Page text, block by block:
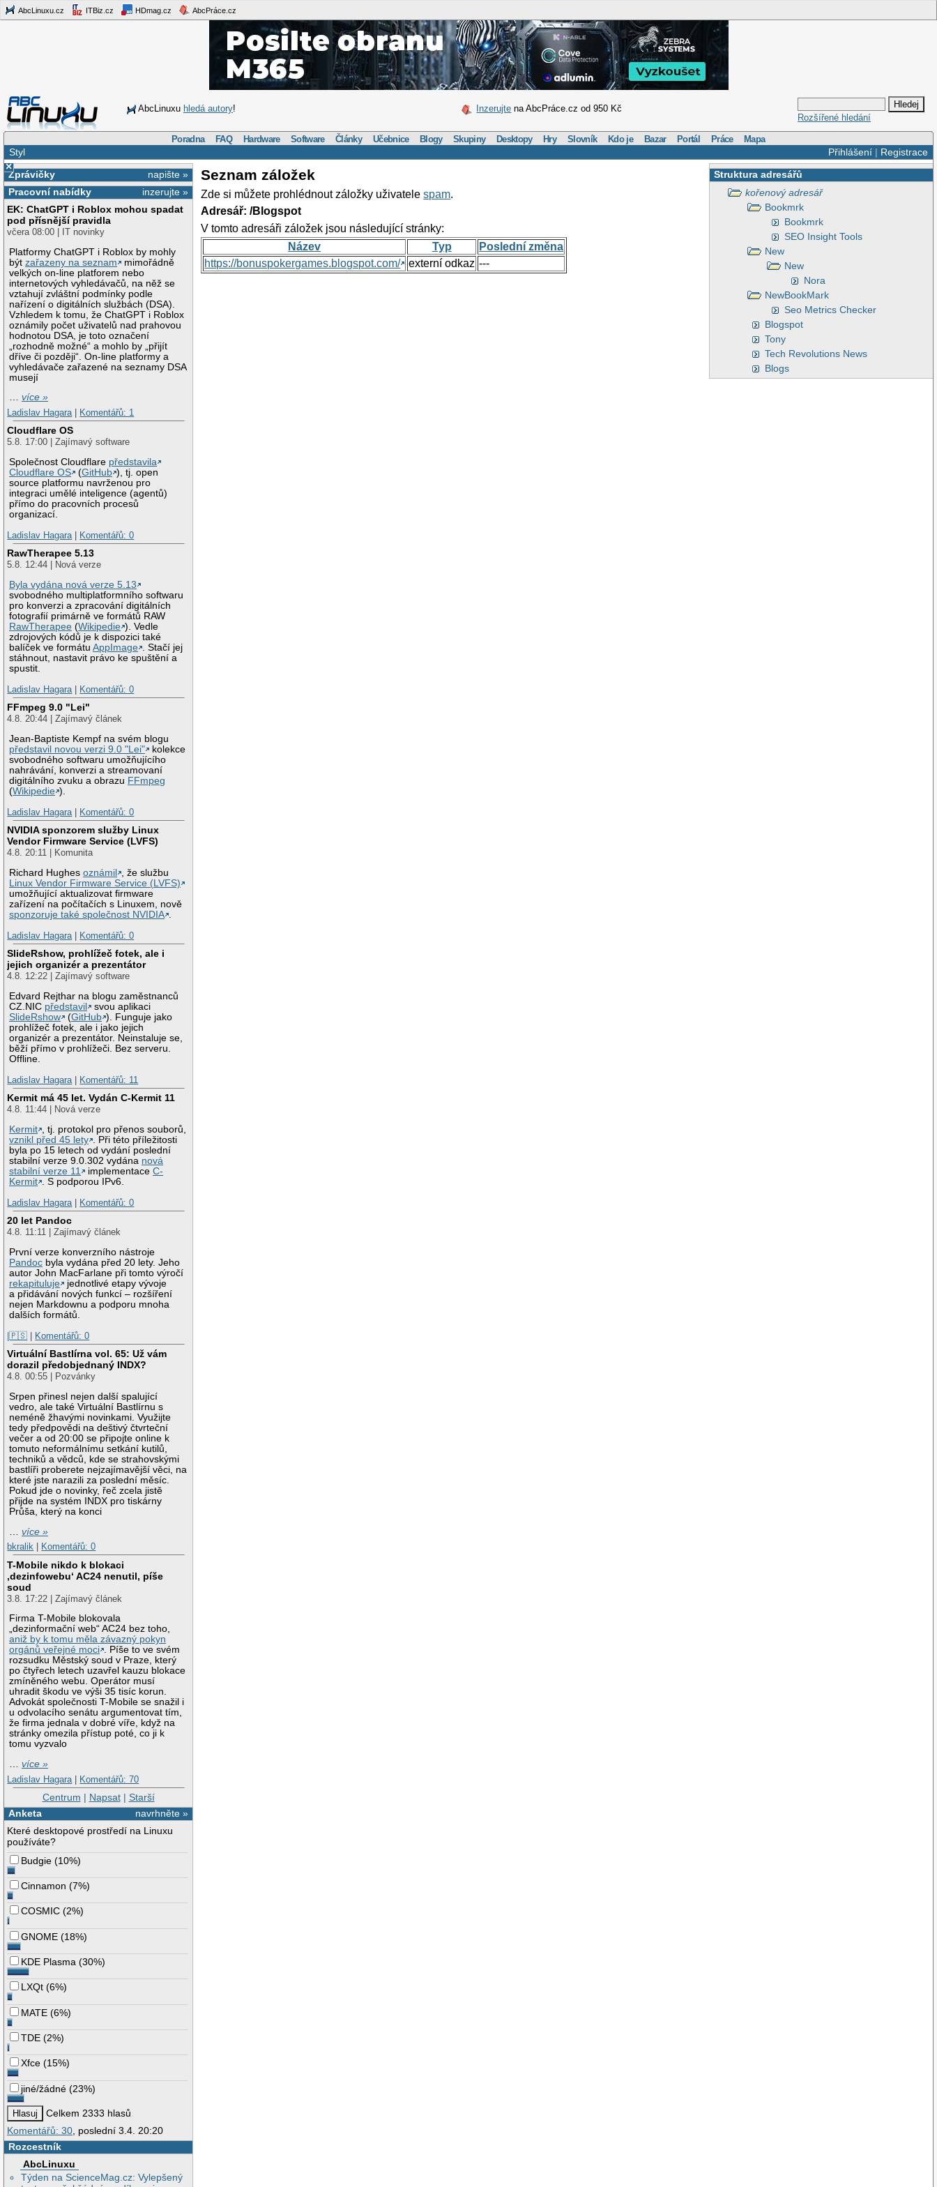
AbcLinuxu.cz ITBiz.cz HDmag.cz AbcPráce.cz
AbcLinuxu hledá autory! Inzerujte na AbcPráce.cz od 950 Kč
Rozšířené hledání
Poradna FAQ Hardware Software Články Učebnice Blogy Skupiny Desktopy Hry Slovník Kdo je Bazar Portál Práce Mapa
Přihlášení| Registrace
Styl
×
napište »
Zprávičky
inzerujte »
Pracovní nabídky
EK: ChatGPT i Roblox mohou spadat
pod přísnější pravidla
včera 08:00 | IT novinky
Platformy ChatGPT i Roblox by mohly
býtzařazeny na seznam
mimořádně
velkých on-line platforem nebo
internetových vyhledávačů, na něž se
vztahují zvláštní podmínky podle
nařízení o digitálních službách (DSA).
Vzhledem k tomu, že ChatGPT i Roblox
oznámily počet uživatelů nad prahovou
hodnotou DSA, je toto označení
„rozhodně možné“ a mohlo by „přijít
dříve či později“. On-line platformy a
vyhledávače zařazené na seznamy DSA
musejí
…více »
Ladislav Hagara
Komentářů: 1
Cloudflare OS
5.8. 17:00 | Zajímavý software
Společnost Cloudflare představila
Cloudflare OS
(GitHub ), tj. open
source platformu navrženou pro
integraci umělé inteligence (agentů)
přímo do pracovních procesů
organizací.
Ladislav Hagara
Komentářů: 0
RawTherapee 5.13
5.8. 12:44 | Nová verze
Byla vydána nová verze 5.13
svobodného multiplatformního softwaru
pro konverzi a zpracování digitálních
fotografií primárně ve formátů RAW
RawTherapee (Wikipedie ). Vedle
zdrojových kódů je k dispozici také
balíček ve formátuAppImage . Stačí jej
stáhnout, nastavit právo ke spuštění a
spustit.
Ladislav Hagara
Komentářů: 0
FFmpeg 9.0 "Lei"
4.8. 20:44 | Zajímavý článek
Jean-Baptiste Kempf na svém blogu
představil novou verzi 9.0 "Lei"
kolekce
svobodného softwaru umožňujícího
nahrávání, konverzi a streamovaní
digitálního zvuku a obrazu FFmpeg
(Wikipedie ).
Ladislav Hagara
Komentářů: 0
NVIDIA sponzorem služby Linux
Vendor Firmware Service (LVFS)
4.8. 20:11 | Komunita
Richard Hughesoznámil
, že službu
Linux Vendor Firmware Service (LVFS)
umožňující aktualizovat firmware
zařízení na počítačích s Linuxem, nově
sponzoruje také společnost NVIDIA .
Ladislav Hagara | Komentářů: 0
SlideRshow, prohlížeč fotek, ale i
jejich organizér a prezentátor
4.8. 12:22 | Zajímavý software
Edvard Rejthar na blogu zaměstnanců
CZ.NIC představil
svou aplikaci
SlideRshow
(GitHub ). Funguje jako
prohlížeč fotek, ale i jako jejich
organizér a prezentátor. Neinstaluje se,
běží přímo v prohlížeči. Bez serveru.
Offline.
Ladislav Hagara | Komentářů: 11
Kermit má 45 let. Vydán C-Kermit 11
4.8. 11:44 | Nová verze
Kermit , tj. protokol pro přenos souborů,
vznikl před 45 lety . Při této příležitosti
byla po 15 letech od vydání poslední
stabilní verze 9.0.302 vydána nová
stabilní verze 11
implementaceC-
Kermit . S podporou IPv6.
Ladislav Hagara | Komentářů: 0
20 let Pandoc
4.8. 11:11 | Zajímavý článek
První verze konverzního nástroje
Pandoc byla vydána před 20 lety. Jeho
autor John MacFarlane při tomto výročí
rekapituluje
jednotlivé etapy vývoje
a přidávání nových funkcí – rozšíření
nejen Markdownu a podporu mnoha
dalších formátů.
|🇵🇸 | Komentářů: 0
Virtuální Bastlírna vol. 65: Už vám
dorazil předobjednaný INDX?
4.8. 00:55 | Pozvánky
Srpen přinesl nejen další spalující
vedro, ale také Virtuální Bastlírnu s
neméně žhavými novinkami. Využijte
tedy předpovědi na deštivý čtvrteční
večer a od 20:00 se připojte online k
tomuto neformálnímu setkání kutilů,
techniků a vědců, kde se strahovskými
bastlíři proberete nejzajímavější věci, na
které jste narazili za poslední měsíc.
Pokud jde o novinky, řeč zcela jistě
přijde na systém INDX pro tiskárny
Průša, který na konci
…více »
bkralik
Komentářů: 0
T-Mobile nikdo k blokaci
‚dezinfowebu‘ AC24 nenutil, píše
soud
3.8. 17:22 | Zajímavý článek
Firma T-Mobile blokovala
„dezinformační web“ AC24 bez toho,
aniž by k tomu měla závazný pokyn
orgánů veřejné moci . Píše to ve svém
rozsudku Městský soud v Praze, který
po čtyřech letech uzavřel kauzu blokace
zmíněného webu. Operátor musí
uhradit škodu ve výši 35 tisíc korun.
Advokát společnosti T-Mobile se snažil i
u odvolacího senátu argumentovat tím,
že firma jednala v dobré víře, když na
stránky omezila přístup poté, co ji k
tomu vyzvalo
…více »
Ladislav Hagara | Komentářů: 70
Centrum | Napsat| Starší
navrhněte »
Anketa
Které desktopové prostředí na Linuxu
používáte?
Budgie (10%)
Cinnamon (7%)
COSMIC (2%)
GNOME (18%)
KDE Plasma (30%)
LXQt (6%)
MATE (6%)
TDE (2%)
Xfce (15%)
jiné/žádné (23%)
Celkem 2333 hlasů
Komentářů: 30, poslední 3.4. 20:20
Rozcestník
AbcLinuxu
Týden na ScienceMag.cz: Vylepšený
Struktura adresářů
kořenový adresář
Bookmrk
Bookmrk
SEO Insight Tools
New
New
Nora
NewBookMark
Seo Metrics Checker
Blogspot
Tony
Tech Revolutions News
Blogs
Seznam záložek
Zde si můžete prohlédnout záložky uživatelespam.
Adresář: /Blogspot
V tomto adresáři záložek jsou následující stránky:
Název
Typ
Poslední změna
https://bonuspokergames.blogspot.com/
externí odkaz ---